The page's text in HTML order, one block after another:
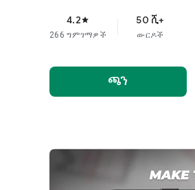
4.2star
266 ግምገማዎች
50 ሺ+
ውርዶች
ጫን